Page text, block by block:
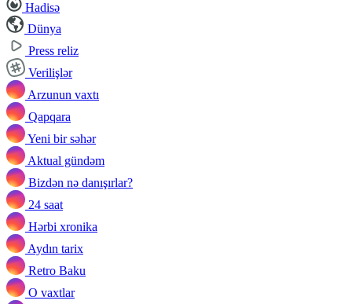
Hadisə
Dünya
Press reliz
Verilişlər
Arzunun vaxtı
Qapqara
Yeni bir səhər
Aktual gündəm
Bizdən nə danışırlar?
24 saat
Hərbi xronika
Aydın tarix
Retro Baku
O vaxtlar